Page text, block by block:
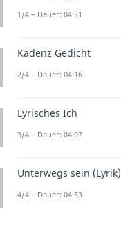
1/4 – Dauer: 04:31
Kadenz Gedicht
2/4 – Dauer: 04:16
Lyrisches Ich
3/4 – Dauer: 04:07
Unterwegs sein (Lyrik)
4/4 – Dauer: 04:53